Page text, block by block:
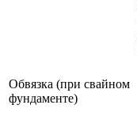
Обвязка (при свайном
фундаменте)